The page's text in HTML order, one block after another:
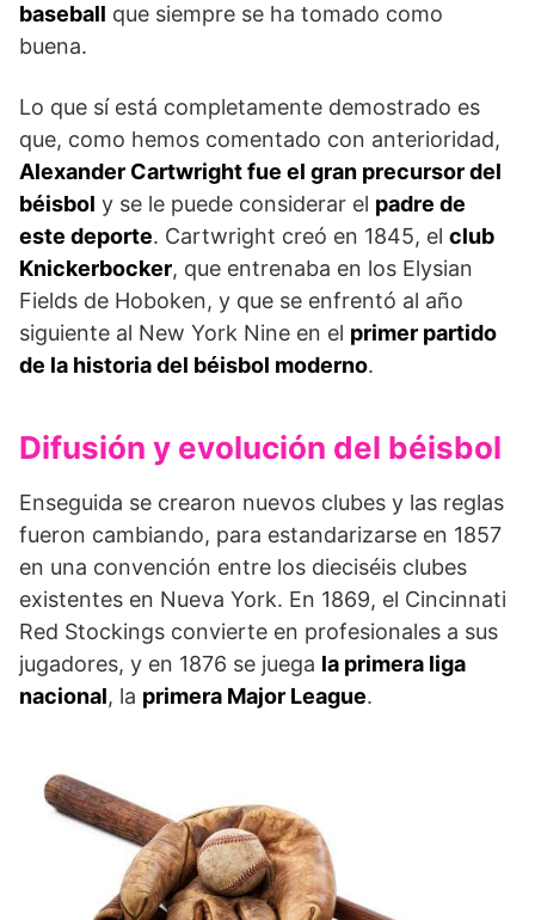
baseball que siempre se ha tomado como
buena.
Lo que sí está completamente demostrado es
que, como hemos comentado con anterioridad,
Alexander Cartwright fue el gran precursor del
béisbol y se le puede considerar el padre de
este deporte. Cartwright creó en 1845, el club
Knickerbocker, que entrenaba en los Elysian
Fields de Hoboken, y que se enfrentó al año
siguiente al New York Nine en el primer partido
de la historia del béisbol moderno.
Difusión y evolución del béisbol
Enseguida se crearon nuevos clubes y las reglas
fueron cambiando, para estandarizarse en 1857
en una convención entre los dieciséis clubes
existentes en Nueva York. En 1869, el Cincinnati
Red Stockings convierte en profesionales a sus
jugadores, y en 1876 se juega la primera liga
nacional, la primera Major League.